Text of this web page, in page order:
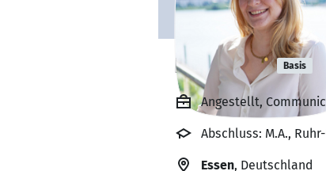
Lisa Reitz Basis
Angestellt,
Abschluss: M.A.,
Essen, Deutschland